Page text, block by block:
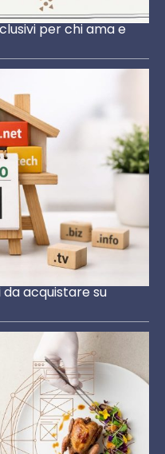
per chi ama e
da acquistare su